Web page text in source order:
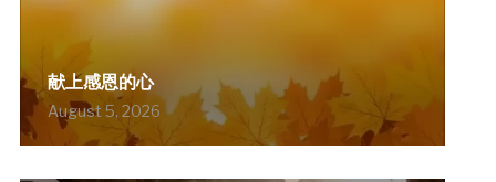
献上感恩的心
August 5, 2026